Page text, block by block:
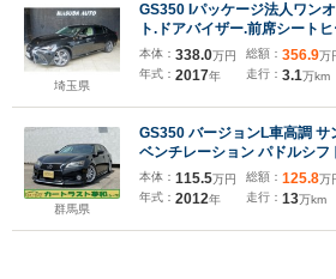
埼玉県
GS350 Iパッケージ法人ワン
ト.ドアバイザー.前席シート
席メモリーシート.後席フィル
ー.パワートランク&イージー
ン.電動シェード
本体： 338.0万円
年式： 2017年
総額： 356.9万
走行： 3.1万km
群馬県
GS350 バージョンL車高調 サ
ベンチレーション パドルシフ
ンジンスターター ETC
本体： 115.5万円
年式： 2012年
総額： 125.8万
走行： 13万km